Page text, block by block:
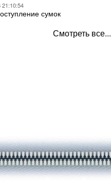
21:10:54
сумок
Смотреть все...